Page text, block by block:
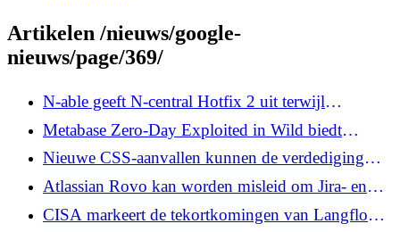
Artikelen /nieuws/google-
nieuws/page/369/
N-able geeft N-central Hotfix 2 uit terwijl
aanvallers beheerde systemen bereiken en blijven
bestaan
Metabase Zero-Day Exploited in Wild biedt
beheerderstoegang zonder authenticatie
Nieuwe CSS-aanvallen kunnen de verdediging
van webmail doorbreken en wachtwoorden en
tokens stelen
Atlassian Rovo kan worden misleid om Jira- en
Confluence-gegevens naar aanvallers te sturen
CISA markeert de tekortkomingen van Langflow